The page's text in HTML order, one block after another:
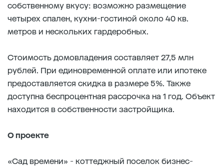
собственному вкусу: возможно размещение
четырех спален, кухни-гостиной около 40 кв.
метров и нескольких гардеробных.
Стоимость домовладения составляет 27,5 млн
рублей. При единовременной оплате или ипотеке
предоставляется скидка в размере 5%. Также
доступна беспроцентная рассрочка на 1 год. Объект
находится в собственности застройщика.
О проекте
«Сад времени» - коттеджный поселок бизнес-